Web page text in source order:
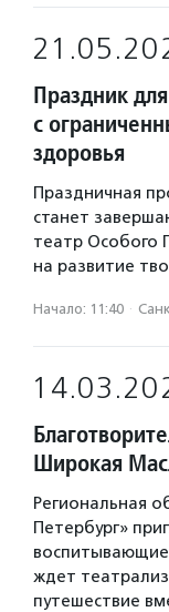
Праздник
с
здоровья
Праздничная
станет
театр Особого
на развитие
Начало: 11:40 ·
Широкая
Региональная
Петербург»
воспитывающие
ждет
путешествие